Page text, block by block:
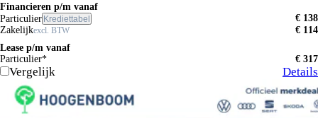
Financieren p/m vanaf
Particulier Krediettabel
€ 138
Zakelijkexcl. BTW
€ 114
Lease p/m vanaf
Particulier*
€ 317
Vergelijk Details